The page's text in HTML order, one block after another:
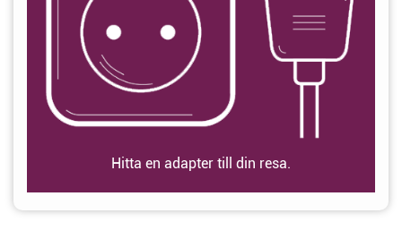
Hitta en adapter till din resa.